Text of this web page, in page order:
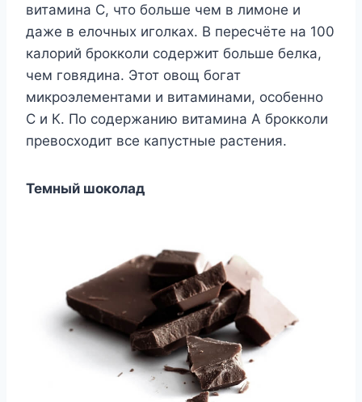
витамина С, что больше чем в лимоне и
даже в елочных иголках. В пересчёте на 100
калорий брокколи содержит больше белка,
чем говядина. Этот овощ богат
микроэлементами и витаминами, особенно
С и К. По содержанию витамина А брокколи
превосходит все капустные растения.
Темный шоколад